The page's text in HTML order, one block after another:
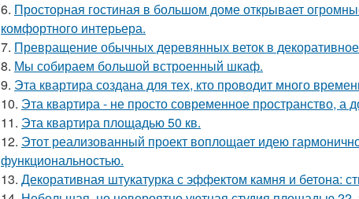
6. Просторная гостиная в большом доме открывает
комфортного интерьера.
7. Превращение обычных деревянных веток в
8. Мы собираем большой встроенный шкаф.
9. Эта квартира создана для тех, кто проводит много
10. Эта квартира - не просто современное пространство, а
11. Эта квартира площадью 50 кв.
12. Этот реализованный проект воплощает идею
функциональностью.
13. Декоративная штукатурка с эффектом камня и бетона: